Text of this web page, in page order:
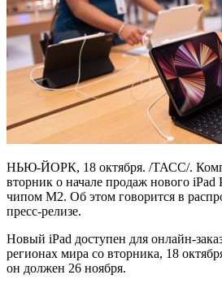
НЬЮ-ЙОРК, 18 октября. /ТАСС/.
вторник о начале продаж нового
чипом M2. Об этом говорится в
пресс-релизе.
Новый iPad доступен для онлайн-
регионах мира со вторника, 18
он должен 26 ноября.